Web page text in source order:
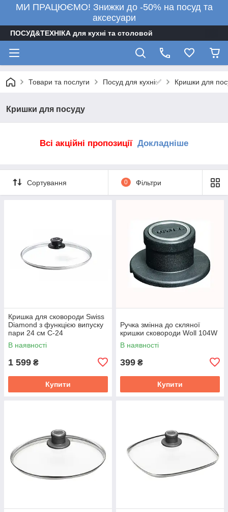
МИ ПРАЦЮЄМО! Знижки до -50% на посуд та
аксесуари
ПОСУД&ТЕХНІКА для кухні та столовой
Товари та послуги Посуд для кухні✅ Кришки для
Кришки для посуду
Всі акційні пропозиції Докладніше
Сортування 0 Фільтри
Кришка для сковороди Swiss
Diamond з функцією випуску
пари 24 см С-24
В наявності
1 599 ₴
Купити
Ручка змінна до скляної
кришки сковороди Woll 104W
В наявності
399 ₴
Купити